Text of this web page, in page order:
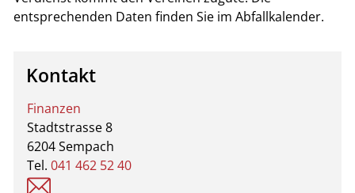
entsprechenden Daten finden Sie im Abfallkalender.
Kontakt
Finanzen
Stadtstrasse 8
6204 Sempach
Tel. 041 462 52 40
finanzen@sempach.ch